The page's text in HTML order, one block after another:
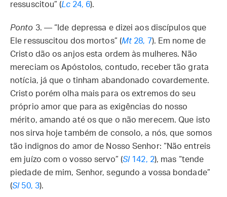
ressuscitou” (Lc24, 6).
Ponto 3. — “Ide depressa e dizei aos discípulos que
Ele ressuscitou dos mortos” (Mt28, 7). Em nome de
Cristo dão os anjos esta ordem às mulheres. Não
mereciam os Apóstolos, contudo, receber tão grata
notícia, já que o tinham abandonado covardemente.
Cristo porém olha mais para os extremos do seu
próprio amor que para as exigências do nosso
mérito, amando até os que o não merecem. Que isto
nos sirva hoje também de consolo, a nós, que somos
tão indignos do amor de Nosso Senhor: “Não entreis
em juízo com o vosso servo” (Sl 142, 2), mas “tende
piedade de mim, Senhor, segundo a vossa bondade”
(Sl 50, 3).